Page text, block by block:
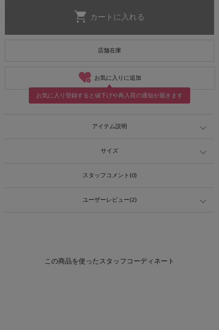
店舗在庫
お気に入りに追加
お気に入り登録すると値下げや再入荷の通知が届きます
アイテム説明
サイズ
スタッフコメント(0)
ユーザーレビュー(2)